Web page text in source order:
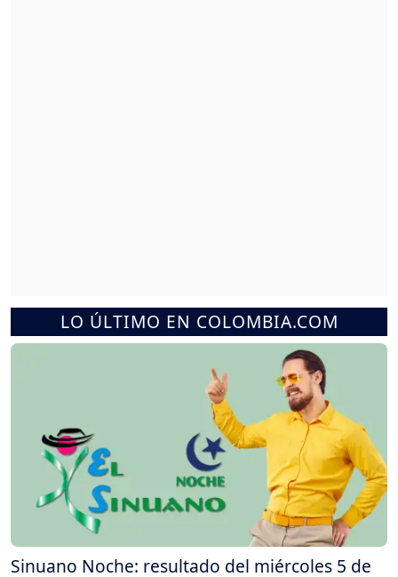
LO ÚLTIMO EN COLOMBIA.COM
Sinuano Noche: resultado del miércoles 5 de